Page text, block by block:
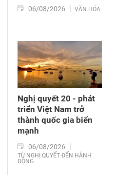
06/08/2026 VĂN HÓA
Nghị quyết 20 - phát
triển Việt Nam trở
thành quốc gia biển
mạnh
06/08/2026
TỪ NGHỊ QUYẾT ĐẾN HÀNH
ĐỘNG